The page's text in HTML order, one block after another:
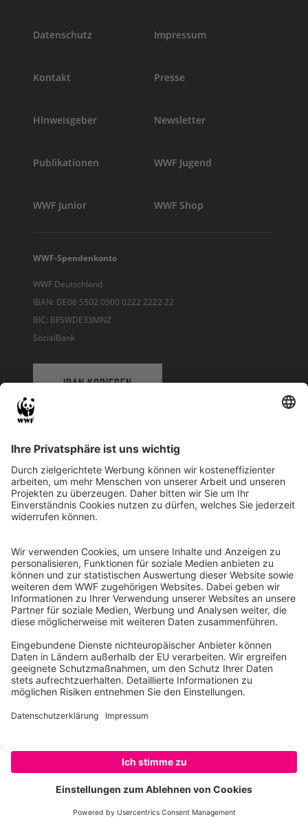
SPENDEN
Datenschutz Impressum
Kontakt Presse
Hinweisgeber Newsletter
Publikationen WWF Jugend
WWF Junior WWF Shop
WWF-Spendenkonto
WWF Deutschland
IBAN: DE06 5502 0500 0222 2222 22
BIC: BFSWDE33MNZ
SozialBank
IBAN KOPIEREN
WWF Deutschland
Reinhardtstr. 18
10117 Berlin
Ihre Spende kann steuerlich geltend gemacht werden
Registriert als Stiftung WWF Deutschland, Senatsverwaltung für
Justiz Berlin, Az: 3416/976/2
Umsatzsteuer-Identifikationsnummer: DE 114236103
Freistellungsbescheid: Als gemeinnützige Körperschaft befreit
von der Körperschaftssteuer gem. §5 I 9 KStg. unter der
Steuernummer 27/641/09321